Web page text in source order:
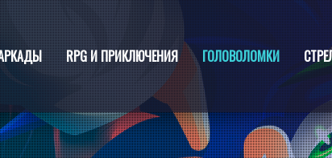
RPG И ПРИКЛЮЧЕНИЯ ГОЛОВОЛОМКИ